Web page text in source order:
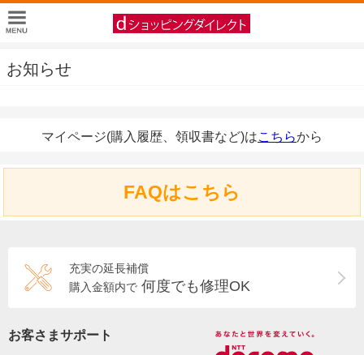
お知らせ
マイページ(購入履歴、領収書など)はこちらから
FAQはこちら
充実の延長補償
購入金額内で 何度でも修理OK
お客さまサポート